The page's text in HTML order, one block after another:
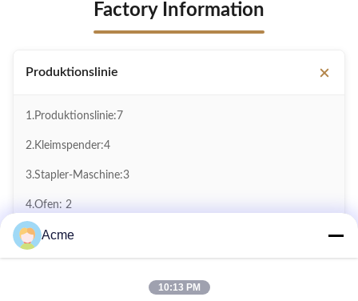
Factory Information
Produktionslinie
1.Produktionslinie:7
2.Kleimspender:4
3.Stapler-Maschine:3
4.Ofen: 2
5.Spannungswiderstandsinstrumente:2
Acme
10:13 PM